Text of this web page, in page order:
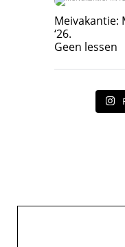
Meivakantie: MA
Geen lessen
Meivakantie:
‘26.
Geen lessen